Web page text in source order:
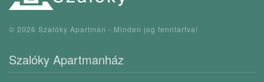
© 2026 Szalóky Apartman - Minden jog fenntartva!
Szalóky Apartmanház